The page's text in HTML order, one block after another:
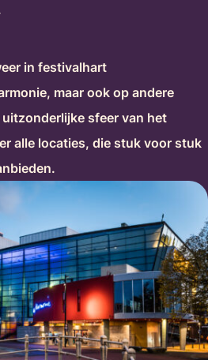
in festivalhart
maar ook op andere
sfeer van het
alle locaties, die stuk voor stuk